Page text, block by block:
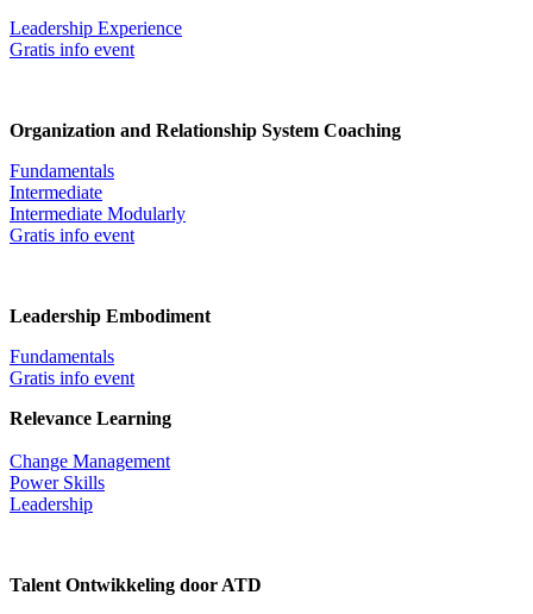
Leadership Experience
Gratis info event
Organization and Relationship System Coaching
Fundamentals
Intermediate
Intermediate Modularly
Gratis info event
Leadership Embodiment
Fundamentals
Gratis info event
Relevance Learning
Change Management
Power Skills
Leadership
Talent Ontwikkeling door ATD